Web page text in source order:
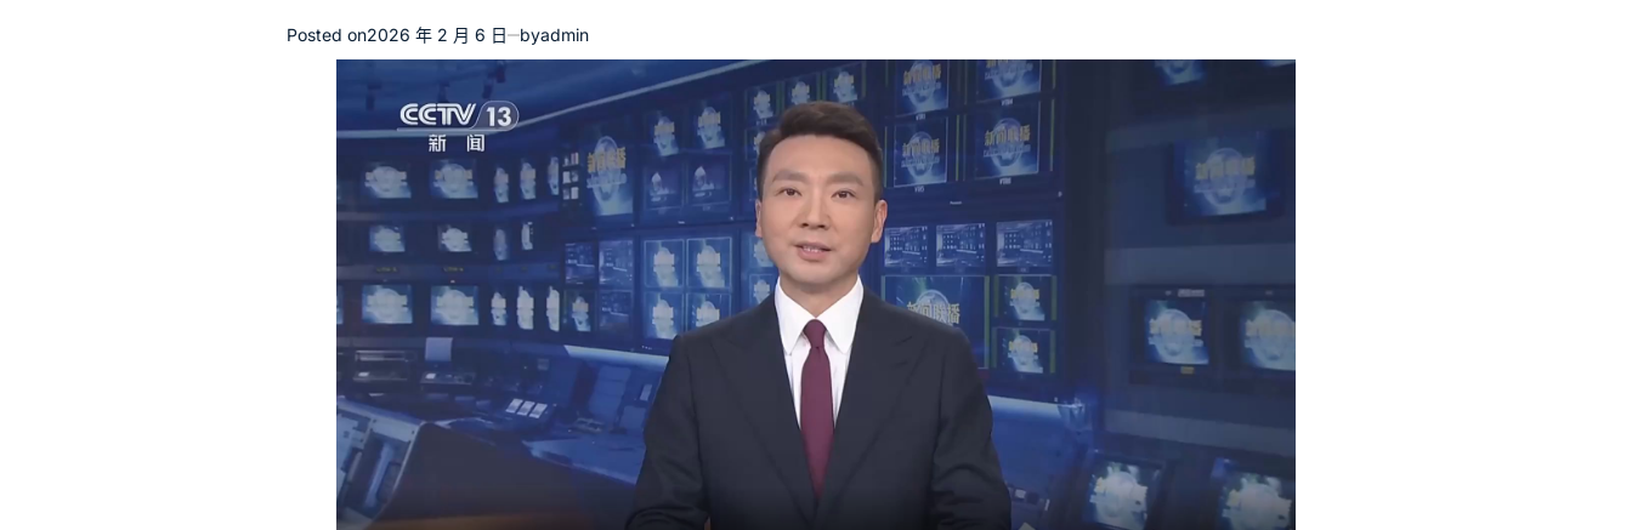
Posted on2026 年 2 月 6 日 byadmin